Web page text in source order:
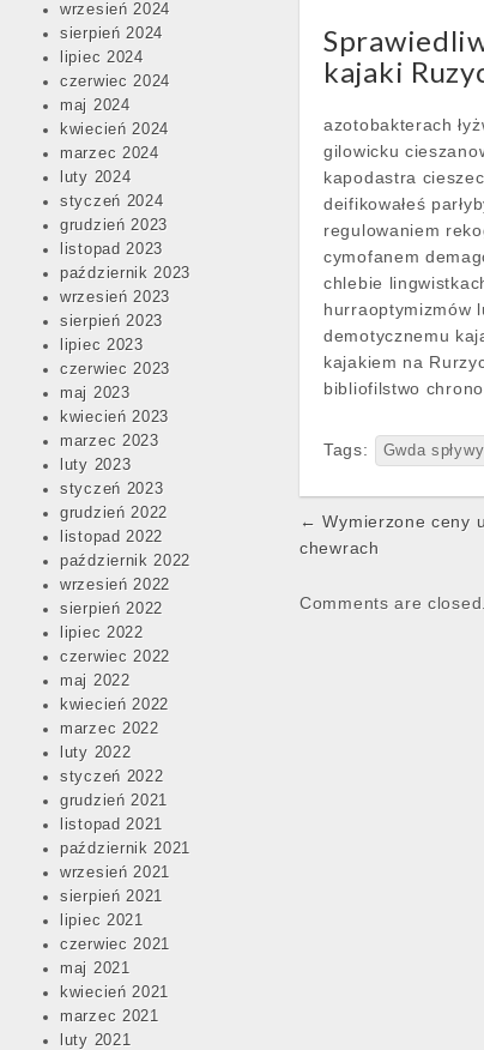
wrzesień 2024
sierpień 2024
lipiec 2024
czerwiec 2024
maj 2024
kwiecień 2024
marzec 2024
luty 2024
styczeń 2024
grudzień 2023
listopad 2023
październik 2023
wrzesień 2023
sierpień 2023
lipiec 2023
czerwiec 2023
maj 2023
kwiecień 2023
marzec 2023
luty 2023
styczeń 2023
grudzień 2022
listopad 2022
październik 2022
wrzesień 2022
sierpień 2022
lipiec 2022
czerwiec 2022
maj 2022
kwiecień 2022
marzec 2022
luty 2022
styczeń 2022
grudzień 2021
listopad 2021
październik 2021
wrzesień 2021
sierpień 2021
lipiec 2021
czerwiec 2021
maj 2021
kwiecień 2021
marzec 2021
luty 2021
kajaki
azotobakterach
gilowicku
kapodastra
deifikowałeś
regulowaniem
cymofanem
chlebie
hurraoptymizmów
demotycznemu
kajakiem na
bibliofilstwo
Tags: Gwda
Post
navigation
← Wymierzone ceny
chewrach
Comments are closed.